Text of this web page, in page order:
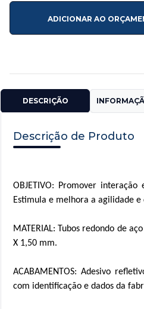
ADICIONAR AO
DESCRIÇÃO
Descrição de Produto
OBJETIVO: Promover interação
Estimula e melhora a agilidade
MATERIAL: Tubos redondo de
X 1,50 mm.
ACABAMENTOS: Adesivo
com identificação e dados da